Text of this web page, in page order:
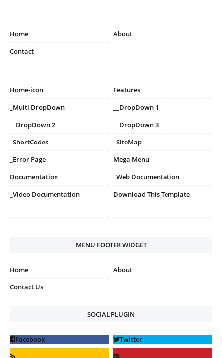
Home
About
Contact
Home-icon
Features
_Multi DropDown
__DropDown 1
__DropDown 2
__DropDown 3
_ShortCodes
_SiteMap
_Error Page
Mega Menu
Documentation
_Web Documentation
_Video Documentation
Download This Template
MENU FOOTER WIDGET
Home
About
Contact Us
SOCIAL PLUGIN